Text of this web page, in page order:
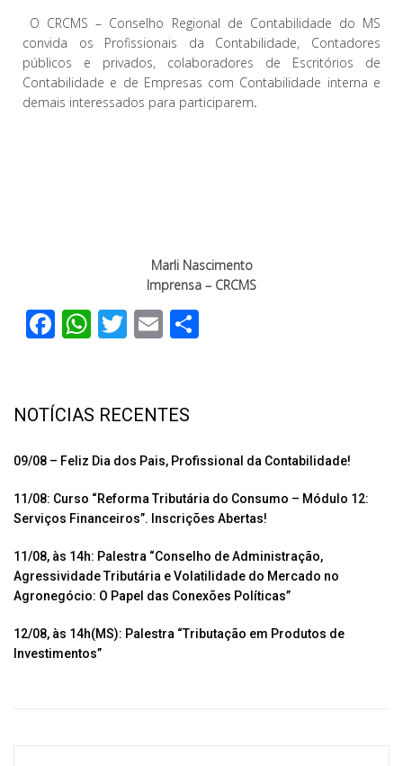
O CRCMS – Conselho Regional de Contabilidade do MS
convida os Profissionais da Contabilidade, Contadores
públicos e privados, colaboradores de Escritórios de
Contabilidade e de Empresas com Contabilidade interna e
demais interessados para participarem.
Marli Nascimento
Imprensa – CRCMS
F
b
o
k
W
s
p
p
T
er
E
til
h
ar
NOTÍCIAS RECENTES
09/08 – Feliz Dia dos Pais, Profissional da Contabilidade!
11/08: Curso “Reforma Tributária do Consumo – Módulo 12:
Serviços Financeiros”. Inscrições Abertas!
11/08, às 14h: Palestra “Conselho de Administração,
Agressividade Tributária e Volatilidade do Mercado no
Agronegócio: O Papel das Conexões Políticas”
12/08, às 14h(MS): Palestra “Tributação em Produtos de
Investimentos”